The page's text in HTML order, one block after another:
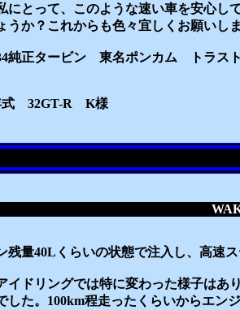
にとって、このような速い車を安心し
うか？これからも色々宜しくお願いし
純正タービン 東名ポンカム トラス
式 32GT-R K様
残量40Lくらいの状態で注入し、高速
イドリングでは特に変わった様子はあ
した。100km程走ったくらいからエン